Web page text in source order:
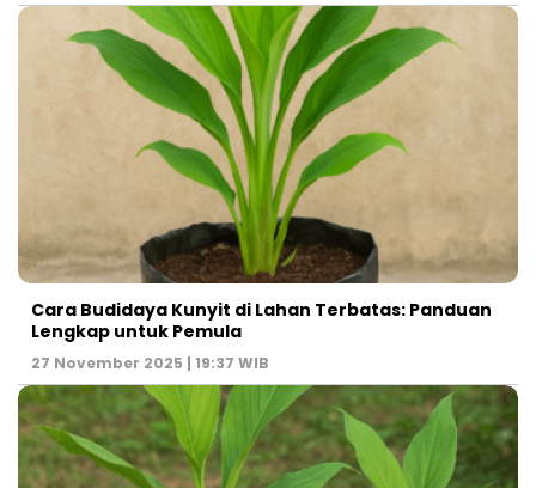
Cara Budidaya Kunyit di Lahan Terbatas: Panduan
Lengkap untuk Pemula
27 November 2025 | 19:37 WIB